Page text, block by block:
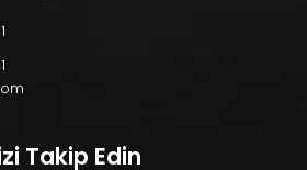
Takip Edin